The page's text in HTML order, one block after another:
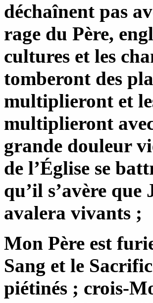
déchaînent pas
rage du Père,
cultures et les
tomberont des
multiplieront et
multiplieront avec
grande douleur
de l’Église se
qu’il s’avère
avalera vivants ;
Mon Père est
Sang et le
piétinés ; crois-